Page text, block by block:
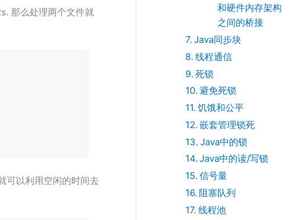
那么处理两个文件就
可以利用空闲的时间去
和硬件内存架构
之间的桥接
Java同步块
线程通信
死锁
避免死锁
饥饿和公平
嵌套管理锁死
Java中的锁
Java中的读/写锁
信号量
阻塞队列
线程池